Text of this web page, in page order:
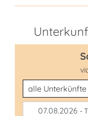
Unterkunftsart
07.08.2026 -